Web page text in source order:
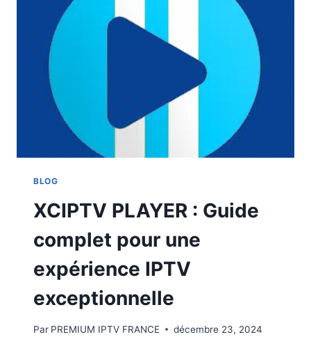
BLOG
XCIPTV PLAYER : Guide
complet pour une
expérience IPTV
exceptionnelle
Par PREMIUM IPTV FRANCE décembre 23, 2024